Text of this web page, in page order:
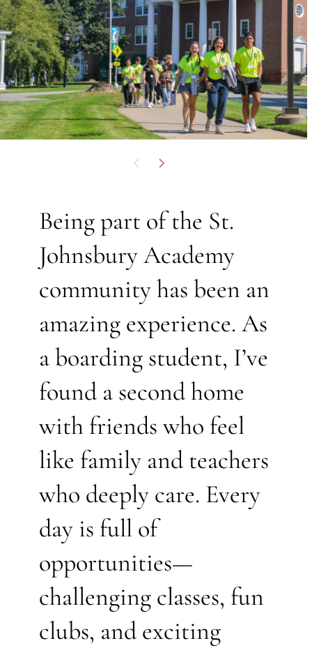
Fürsorge, Akzeptanz und Ermutigung prägt unsere Kultur
und unser Klima. Diese Mission durchdringt unsere
Schule und wird sofort deutlich, wenn Besucher einen Fuß
auf unseren Campus setzen.
Being part of the St.
Johnsbury Academy
community has been an
amazing experience. As
a boarding student, I’ve
found a second home
with friends who feel
like family and teachers
who deeply care. Every
day is full of
opportunities—
challenging classes, fun
clubs, and exciting